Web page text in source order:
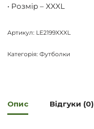
• Розмір – XXXL
Артикул: LE2199XXXL
Категорія: Футболки
Опис Відгуки (0)